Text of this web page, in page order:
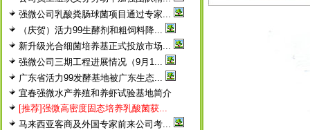
强微公司乳酸粪肠球菌项目通过专家...
（庆贺）活力99生酵剂和粗饲料降...
新升级光合细菌培养基正式投放市场...
强微公司三期工程进展情况（9月1...
广东省活力99发酵基地被广东生态...
宜春强微水产养殖和养虾试验基地简介
[推荐]强微高密度固态培养乳酸菌获...
马来西亚客商及外国专家前来公司考...